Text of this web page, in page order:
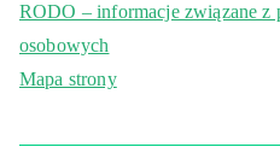
RODO – informacje związane z
osobowych
Mapa strony